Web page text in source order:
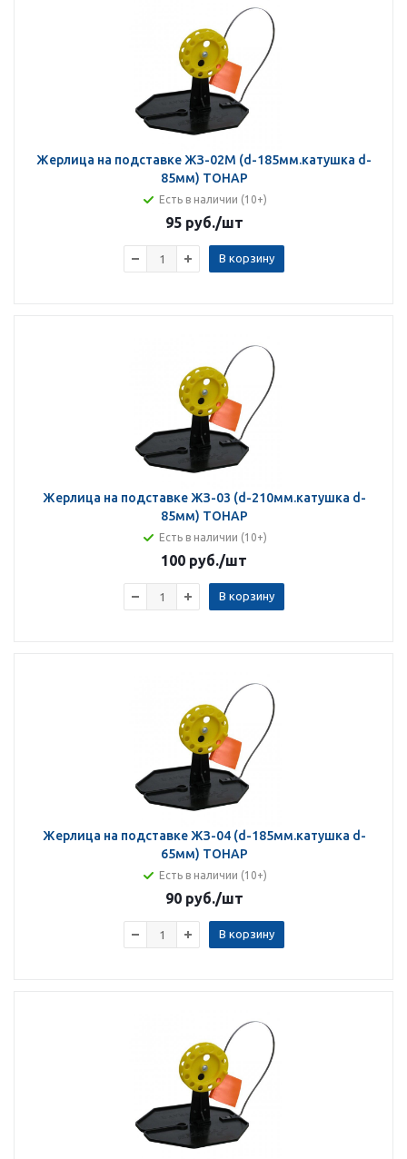
Жерлица на подставке ЖЗ-02М (d-185мм.катушка d-
85мм) ТОНАР
Есть в наличии (10+)
95 руб./шт
В корзину
Жерлица на подставке ЖЗ-03 (d-210мм.катушка d-
85мм) ТОНАР
Есть в наличии (10+)
100 руб./шт
В корзину
Жерлица на подставке ЖЗ-04 (d-185мм.катушка d-
65мм) ТОНАР
Есть в наличии (10+)
90 руб./шт
В корзину